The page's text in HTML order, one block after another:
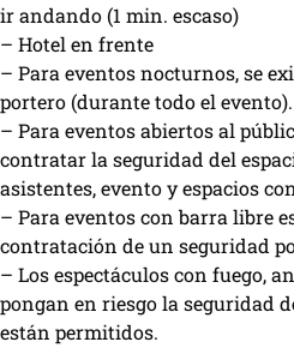
ir andando (1 min. escaso)
– Hotel en frente
– Para eventos nocturnos, se
portero (durante todo el evento).
– Para eventos abiertos al
contratar la seguridad del
asistentes, evento y espacios
– Para eventos con barra libre
contratación de un seguridad
– Los espectáculos con fuego,
pongan en riesgo la seguridad
están permitidos.